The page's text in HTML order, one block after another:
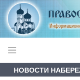
НОВОСТИ